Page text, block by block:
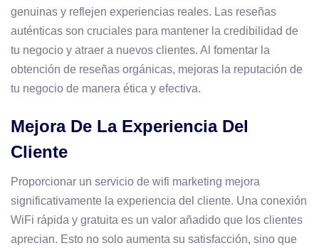
genuinas y reflejen experiencias reales. Las reseñas
auténticas son cruciales para mantener la credibilidad de
tu negocio y atraer a nuevos clientes. Al fomentar la
obtención de reseñas orgánicas, mejoras la reputación de
tu negocio de manera ética y efectiva.
Mejora De La Experiencia Del
Cliente
Proporcionar un servicio de wifi marketing mejora
significativamente la experiencia del cliente. Una conexión
WiFi rápida y gratuita es un valor añadido que los clientes
aprecian. Esto no solo aumenta su satisfacción, sino que